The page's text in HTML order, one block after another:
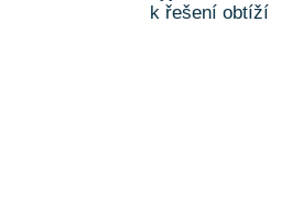
k řešení obtíží